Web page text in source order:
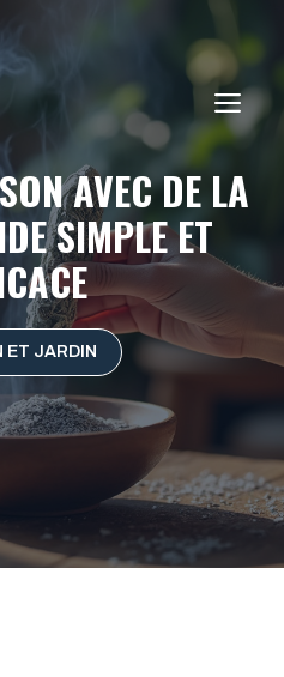
AVEC DE LA
SIMPLE ET
ET JARDIN